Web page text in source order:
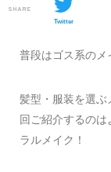
SHARE
Twitter
普段はゴス系のメ
髪型・服装を選ぶ
回ご紹介するの
ラルメイク！